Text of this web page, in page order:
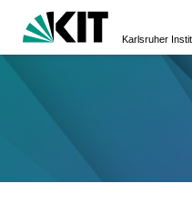
Karlsruher